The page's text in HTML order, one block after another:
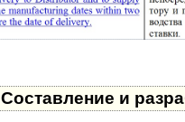
Составление и